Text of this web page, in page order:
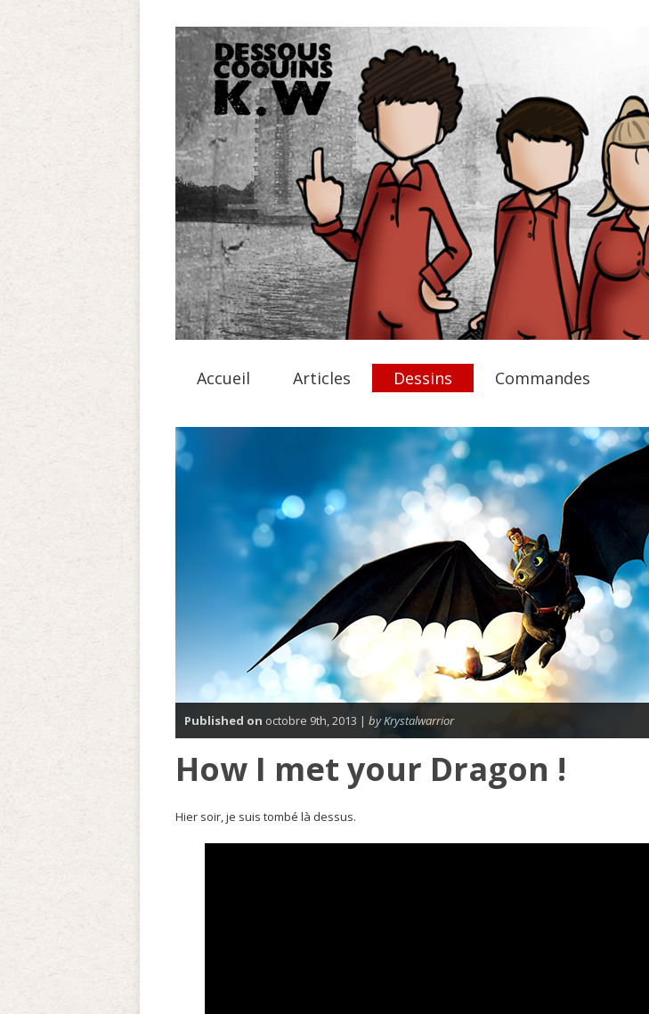
Accueil Articles Dessins Commandes
Published on octobre 9th, 2013 | by Krystalwarrior
How I met your Dragon !
Hier soir, je suis tombé là dessus.